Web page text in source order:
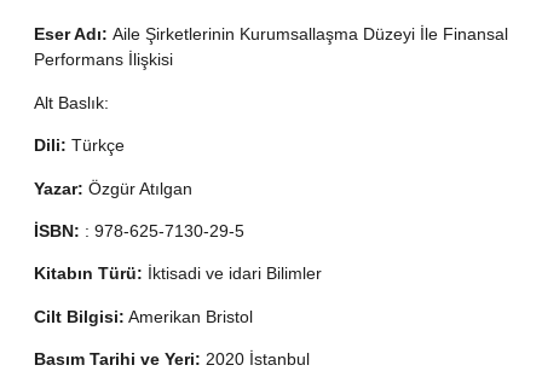
Eser Adı: Aile Şirketlerinin Kurumsallaşma Düzeyi İle Finansal
Performans İlişkisi
Alt Baslık:
Dili: Türkçe
Yazar: Özgür Atılgan
İSBN: : 978-625-7130-29-5
Kitabın Türü: İktisadi ve idari Bilimler
Cilt Bilgisi: Amerikan Bristol
Basım Tarihi ve Yeri: 2020 İstanbul